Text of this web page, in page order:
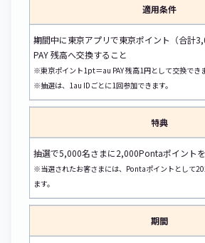
適用条件
期間中に東京アプリで東京ポイント（合計
PAY 残高へ交換すること
※東京ポイント1pt＝au PAY 残高1円として交換できま
※抽選は、1au IDごとに1回参加できます。
特典
抽選で5,000名さまに2,000Pontaポイント
※当選されたお客さまには、Pontaポイントとして
ます。
期間